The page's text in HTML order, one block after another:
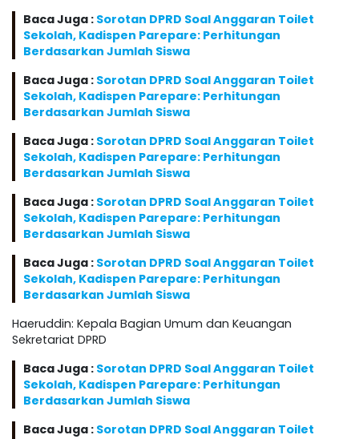
Baca Juga : Sorotan DPRD Soal Anggaran Toilet
Sekolah, Kadispen Parepare: Perhitungan
Berdasarkan Jumlah Siswa
Baca Juga : Sorotan DPRD Soal Anggaran Toilet
Sekolah, Kadispen Parepare: Perhitungan
Berdasarkan Jumlah Siswa
Baca Juga : Sorotan DPRD Soal Anggaran Toilet
Sekolah, Kadispen Parepare: Perhitungan
Berdasarkan Jumlah Siswa
Baca Juga : Sorotan DPRD Soal Anggaran Toilet
Sekolah, Kadispen Parepare: Perhitungan
Berdasarkan Jumlah Siswa
Baca Juga : Sorotan DPRD Soal Anggaran Toilet
Sekolah, Kadispen Parepare: Perhitungan
Berdasarkan Jumlah Siswa
Haeruddin: Kepala Bagian Umum dan Keuangan
Sekretariat DPRD
Baca Juga : Sorotan DPRD Soal Anggaran Toilet
Sekolah, Kadispen Parepare: Perhitungan
Berdasarkan Jumlah Siswa
Baca Juga : Sorotan DPRD Soal Anggaran Toilet